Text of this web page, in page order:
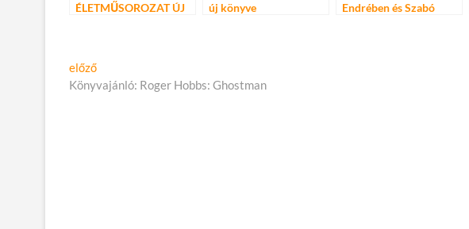
ÉLETMŰSOROZAT ÚJ
új könyve
Endrében és Szabó
Bejegyzés
navigáció
előzőElőző
cikk:
Könyvajánló: Roger Hobbs: Ghostman